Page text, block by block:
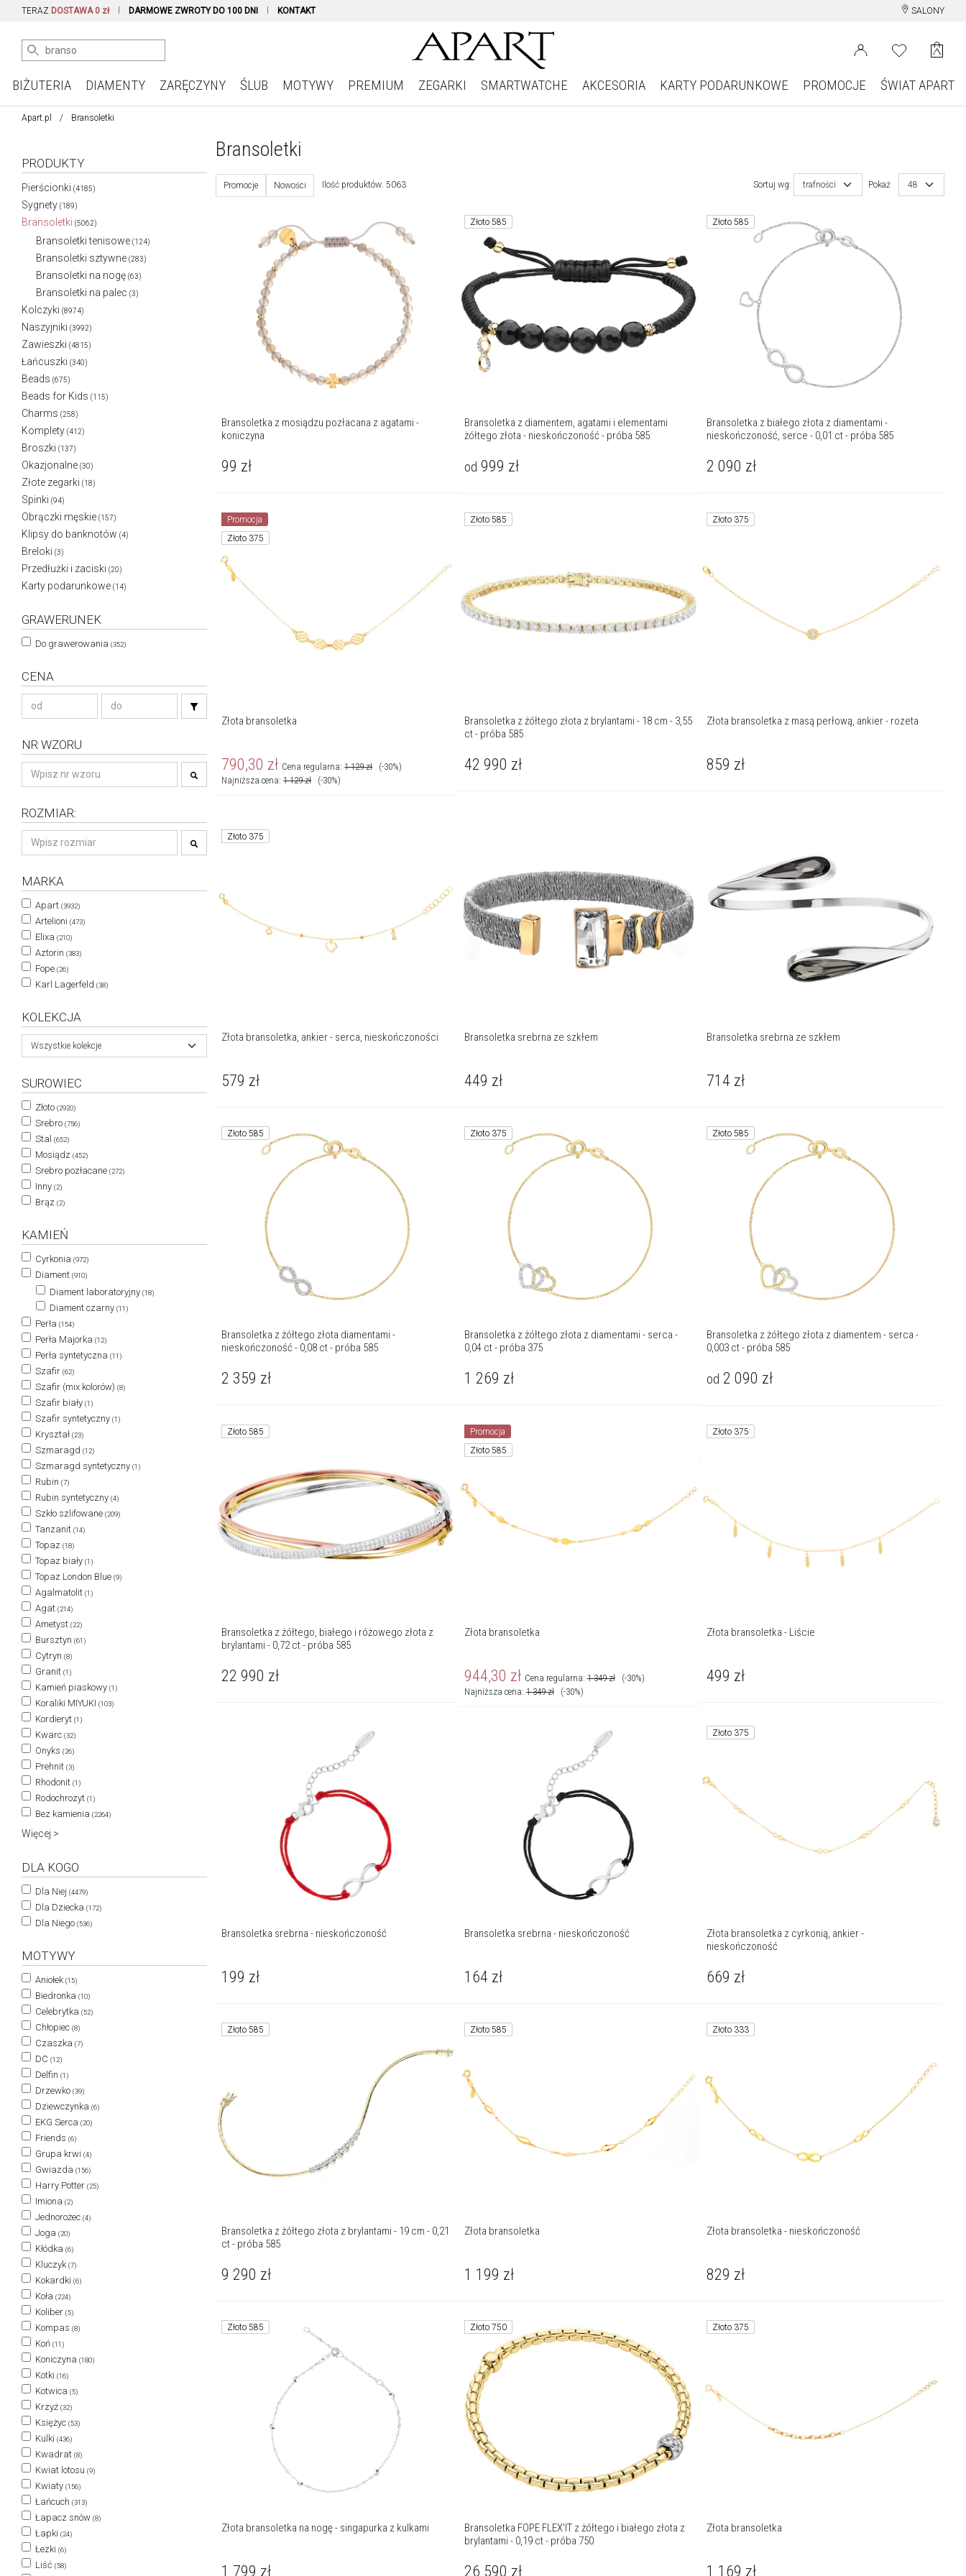
TERAZ DOSTAWA 0 zł DARMOWE ZWROTY DO 100 DNI KONTAKT SALONY
BIŻUTERIA DIAMENTY ZARĘCZYNY ŚLUB MOTYWY PREMIUM ZEGARKI SMARTWATCHE AKCESORIA KARTY PODARUNKOWE PROMOCJE ŚWIAT APART
Apart.pl Bransoletki
PRODUKTY
Pierścionki (4185)
Sygnety (189)
Bransoletki (5062)
Bransoletki tenisowe (124)
Bransoletki sztywne (283)
Bransoletki na nogę (63)
Bransoletki na palec (3)
Kolczyki (8974)
Naszyjniki (3992)
Zawieszki (4815)
Łańcuszki (340)
Beads (675)
Beads for Kids (115)
Charms (258)
Komplety (412)
Broszki (137)
Okazjonalne (30)
Złote zegarki (18)
Spinki (94)
Obrączki męskie (157)
Klipsy do banknotów (4)
Breloki (3)
Przedłużki i zaciski (20)
Karty podarunkowe (14)
GRAWERUNEK
Do grawerowania (352)
CENA
NR WZORU
ROZMIAR:
MARKA
Apart (3932)
Artelioni (473)
Elixa (210)
Aztorin (383)
Fope (26)
Karl Lagerfeld (38)
KOLEKCJA
Wszystkie kolekcje
SUROWIEC
Złoto (2920)
Srebro (756)
Stal (652)
Mosiądz (452)
Srebro pozłacane (272)
Inny (2)
Brąz (2)
KAMIEŃ
Cyrkonia (972)
Diament (910)
Diament laboratoryjny (18)
Diament czarny (11)
Perła (154)
Perła Majorka (12)
Perła syntetyczna (11)
Szafir (62)
Szafir (mix kolorów) (8)
Szafir biały (1)
Szafir syntetyczny (1)
Kryształ (23)
Szmaragd (12)
Szmaragd syntetyczny (1)
Rubin (7)
Rubin syntetyczny (4)
Szkło szlifowane (209)
Tanzanit (14)
Topaz (18)
Topaz biały (1)
Topaz London Blue (9)
Agalmatolit (1)
Agat (214)
Ametyst (22)
Bursztyn (61)
Cytryn (8)
Granit (1)
Kamień piaskowy (1)
Koraliki MIYUKI (103)
Kordieryt (1)
Kwarc (32)
Onyks (26)
Prehnit (3)
Rhodonit (1)
Rodochrozyt (1)
Bez kamienia (2264)
Więcej >
DLA KOGO
Dla Niej (4479)
Dla Dziecka (172)
Dla Niego (536)
MOTYWY
Aniołek (15)
Biedronka (10)
Celebrytka (52)
Chłopiec (8)
Czaszka (7)
DC (12)
Delfin (1)
Drzewko (39)
Dziewczynka (6)
EKG Serca (20)
Friends (6)
Grupa krwi (4)
Gwiazda (156)
Harry Potter (25)
Imiona (2)
Jednorożec (4)
Joga (20)
Kłódka (6)
Kluczyk (7)
Kokardki (6)
Koła (224)
Koliber (5)
Kompas (8)
Koń (11)
Koniczyna (180)
Kotki (16)
Kotwica (5)
Krzyż (32)
Księżyc (53)
Kulki (436)
Kwadrat (8)
Kwiat lotosu (9)
Kwiaty (156)
Łańcuch (313)
Łapacz snów (8)
Łapki (24)
Łezki (6)
Liść (58)
Bransoletki
Sortuj wg: trafności Pokaż 48
Promocje Nowości Ilość produktów: 5063
Bransoletka z mosiądzu pozłacana z agatami -
koniczyna
99 zł
Złoto 585
Bransoletka z diamentem, agatami i elementami
żółtego złota - nieskończoność - próba 585
od 999 zł
Złoto 585
Bransoletka z białego złota z diamentami -
nieskończoność, serce - 0,01 ct - próba 585
2 090 zł
Promocja
Złoto 375
Złota bransoletka
790,30 zł Cena regularna:1 129 zł
(-30%)
Najniższa cena:1 129 zł (-30%)
Złoto 585
Bransoletka z żółtego złota z brylantami - 18 cm - 3,55
ct - próba 585
42 990 zł
Złoto 375
Złota bransoletka z masą perłową, ankier - rozeta
859 zł
Złoto 375
Złota bransoletka, ankier - serca, nieskończoności
579 zł
Bransoletka srebrna ze szkłem
449 zł
Bransoletka srebrna ze szkłem
714 zł
Złoto 585
Bransoletka z żółtego złota diamentami -
nieskończoność - 0,08 ct - próba 585
2 359 zł
Złoto 375
Bransoletka z żółtego złota z diamentami - serca -
0,04 ct - próba 375
1 269 zł
Złoto 585
Bransoletka z żółtego złota z diamentem - serca -
0,003 ct - próba 585
od 2 090 zł
Złoto 585
Bransoletka z żółtego, białego i różowego złota z
brylantami - 0,72 ct - próba 585
22 990 zł
Promocja
Złoto 585
Złota bransoletka
944,30 zł Cena regularna:1 349 zł
(-30%)
Najniższa cena:1 349 zł (-30%)
Złoto 375
Złota bransoletka - Liście
499 zł
Bransoletka srebrna - nieskończoność
199 zł
Bransoletka srebrna - nieskończoność
164 zł
Złoto 375
Złota bransoletka z cyrkonią, ankier -
nieskończoność
669 zł
Złoto 585
Bransoletka z żółtego złota z brylantami - 19 cm - 0,21
ct - próba 585
9 290 zł
Złoto 585
Złota bransoletka
1 199 zł
Złoto 333
Złota bransoletka - nieskończoność
829 zł
Złoto 585
Złota bransoletka na nogę - singapurka z kulkami
1 799 zł
Złoto 750
Bransoletka FOPE FLEX'IT z żółtego i białego złota z
brylantami - 0,19 ct - próba 750
26 590 zł
Złoto 375
Złota bransoletka
1 169 zł